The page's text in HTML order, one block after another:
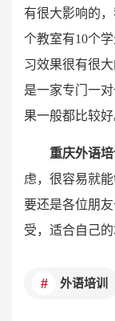
有很大影响的
个教室有10个
习效果很有很
是一家专门一
果一般都比较好
重庆外语
虑，很容易就
要还是各位朋
受，适合自己的
外语培训